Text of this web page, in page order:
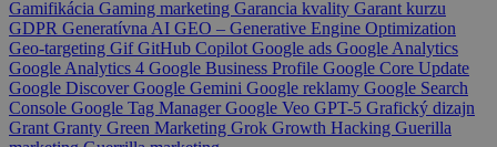
Gamifikácia Gaming marketing Garancia kvality Garant kurzu
GDPR Generatívna AI GEO – Generative Engine Optimization
Geo-targeting GifGitHub Copilot Google ads Google Analytics
Google Analytics 4 Google Business Profile Google Core Update
Google DiscoverGoogle Gemini Google reklamy Google Search
Console Google Tag ManagerGoogle Veo GPT-5 Grafický dizajn
Grant Granty Green Marketing Grok Growth Hacking Guerilla